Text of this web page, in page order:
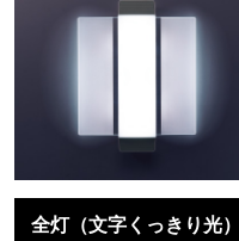
全灯（文字くっきり光）